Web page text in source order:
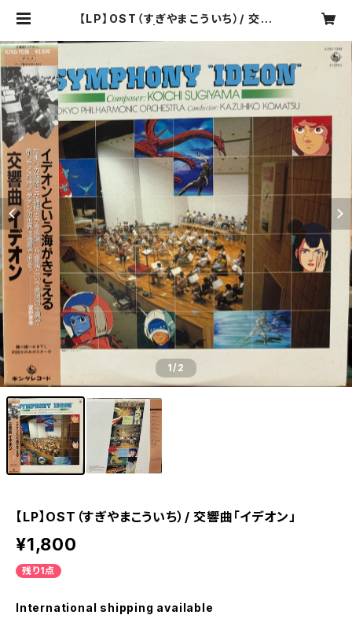
【LP】OST（すぎやまこういち）/ 交響
ASIA
1/2
【LP】OST（すぎやまこういち）/ 交響曲「イデオン」
¥1,800
残り1点
International shipping available